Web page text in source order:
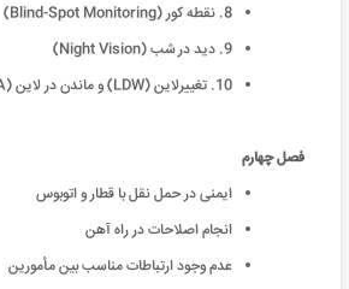
8. نقطه کور (Blind-Spot Monitoring)
9. دید در شب (Night Vision)
10. تغییرلاین (LDW) و ماندن در لاین (LKA)
فصل چهارم
ایمنی در حمل نقل با قطار و اتوبوس
انجام اصلاحات در راه آهن
عدم وجود ارتباطات مناسب بین مأمورین